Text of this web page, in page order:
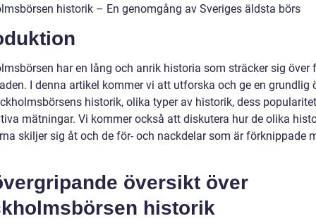
historik – En genomgång av Sveriges äldsta börs
har en lång och anrik historia som sträcker sig över
I denna artikel kommer vi att utforska och ge en grundlig
historik, olika typer av historik, dess
mätningar. Vi kommer också att diskutera hur de olika
skiljer sig åt och de för- och nackdelar som är förknippade
översikt över
historik